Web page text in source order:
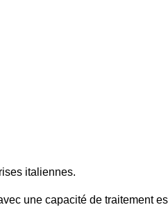
italiennes.
une capacité de traitement